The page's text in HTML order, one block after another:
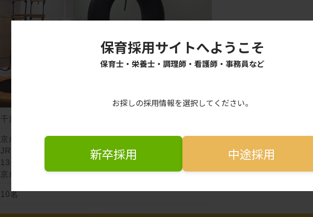
保育採用サイトへようこそ
保育士・栄養士・調理師・看護師・事務員など
お探しの採用情報を選択してください。
新卒採用 中途採用
千葉県船橋市湊町2-12-24 湊町日本橋ビル3F
京成線「京成船橋」駅 徒歩10分
JR総武線、東武アーバンパークライン「船橋」駅 徒歩
13分
京成本線「大神宮下」駅 徒歩13分
10名